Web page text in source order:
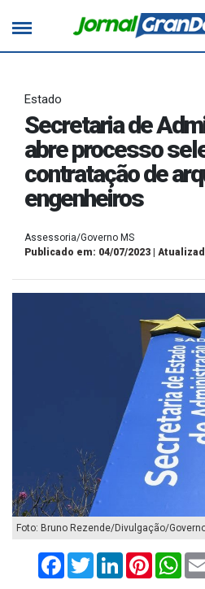
Estado
Secretaria de
abre processo
contratação de
engenheiros
Assessoria/Governo MS
Publicado em: 04/07/2023 |
Foto: Bruno Rezende/Divulgação/
FacebookTwitterLinkedInPinterest